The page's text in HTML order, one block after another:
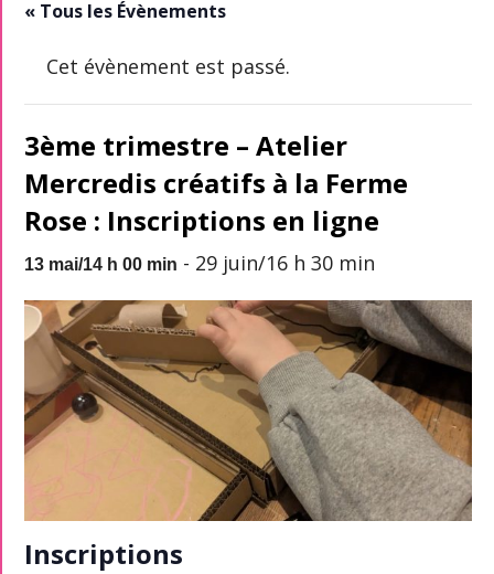
« Tous les Évènements
Cet évènement est passé.
3ème trimestre – Atelier
Mercredis créatifs à la Ferme
Rose : Inscriptions en ligne
13 mai/14 h 00 min - 29 juin/16 h 30 min
Inscriptions